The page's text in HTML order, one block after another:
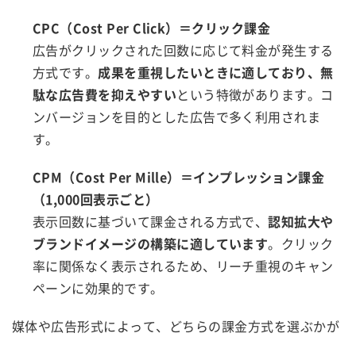
CPC（Cost Per Click）＝クリック課金
広告がクリックされた回数に応じて料金が発生する
方式です。 成果を重視したいときに適しており、無
駄な広告費を抑えやすいという特徴があります。コ
ンバージョンを目的とした広告で多く利用されま
す。
CPM（Cost Per Mille）＝インプレッション課金
（1,000回表示ごと）
表示回数に基づいて課金される方式で、認知拡大や
ブランドイメージの構築に適しています。クリック
率に関係なく表示されるため、リーチ重視のキャン
ペーンに効果的です。
媒体や広告形式によって、どちらの課金方式を選ぶかが